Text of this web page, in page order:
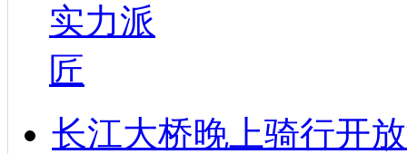
实力派
匠
长江大桥晚上骑行开